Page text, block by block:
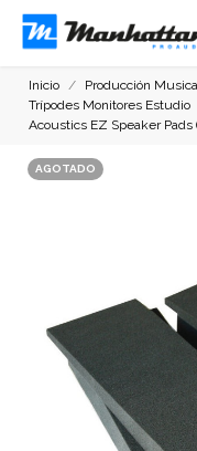
Inicio Producción
Trípodes Monitores Estudio
Acoustics EZ Speaker Pads
AGOTADO